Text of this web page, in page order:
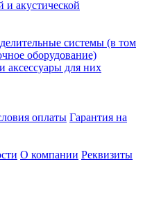
и акустической
системы (в том
оборудование)
аксессуары для них
оплаты Гарантия на
О компании Реквизиты